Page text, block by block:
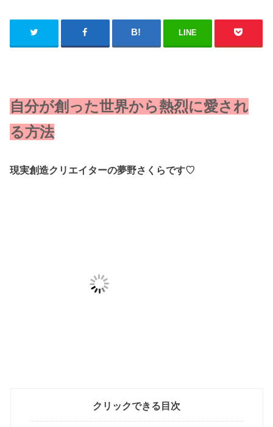
LINE
自分が創った世界から熱烈に愛され
る方法
現実創造クリエイターの夢野さくらです♡
クリックできる目次